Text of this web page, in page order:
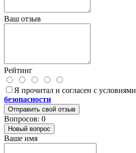
Ваш отзыв
Рейтинг
Я прочитал и согласен с условиями
безопасности
Отправить свой отзыв
Вопросов: 0
Новый вопрос
Ваше имя